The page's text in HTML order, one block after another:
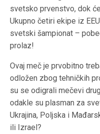
svetsko prvenstvo, dok
Ukupno četiri ekipe iz
svetski šampionat –
prolaz!
Ovaj meč je prvobitno
odložen zbog tehničkih
su se odigrali mečevi
odakle su plasman za
Ukrajina, Poljska i
ili Izrael?